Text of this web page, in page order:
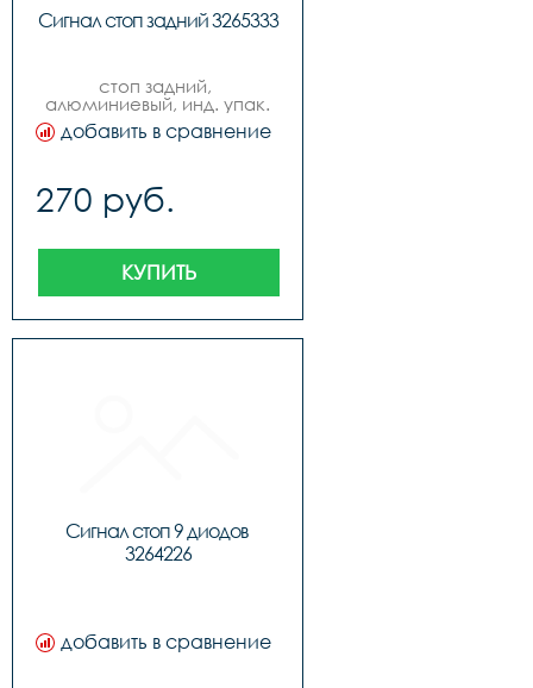
Сигнал стоп задний 3265333
стоп задний,
алюминиевый, инд. упак.
добавить в сравнение
270 руб.
КУПИТЬ
Сигнал стоп 9 диодов
3264226
добавить в сравнение